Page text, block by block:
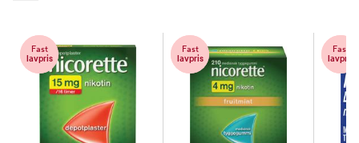
Fast
lavpris
Fast
lavpris
Fast
lavpris